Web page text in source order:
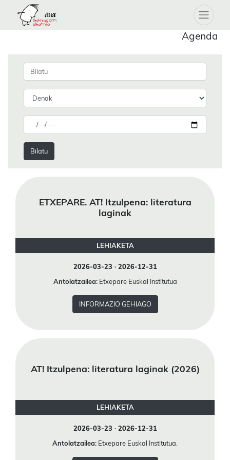
Agenda
Bilatu
ETXEPARE. AT! Itzulpena: literatura
laginak
LEHIAKETA
2026-03-23 · 2026-12-31
Antolatzailea:Etxepare Euskal Institutua
INFORMAZIO GEHIAGO
AT! Itzulpena: literatura laginak (2026)
LEHIAKETA
2026-03-23 · 2026-12-31
Antolatzailea: Etxepare Euskal Institutua.